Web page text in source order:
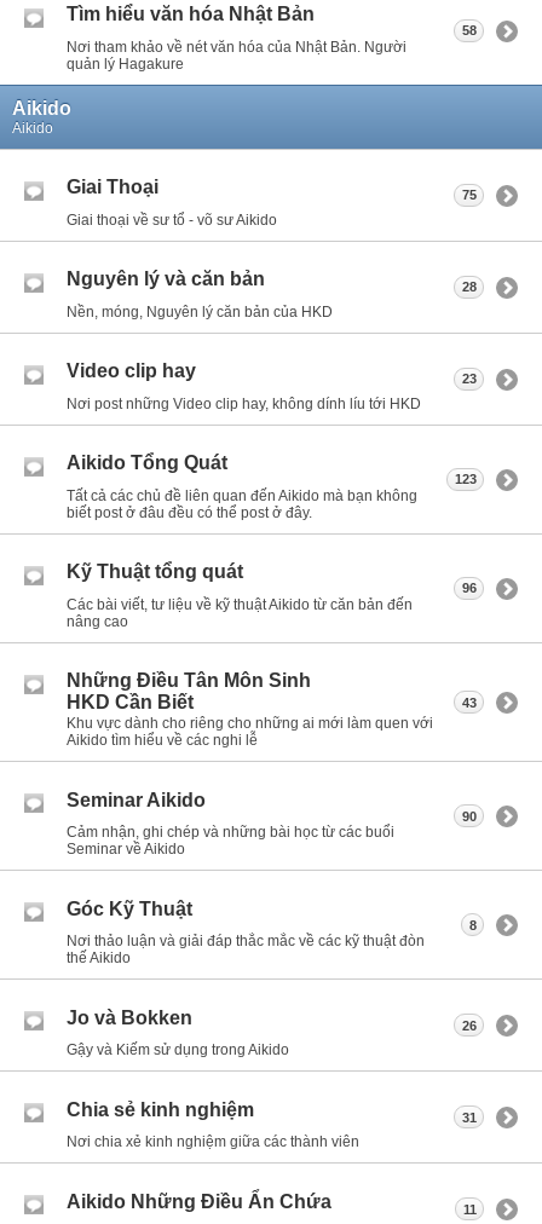
Tìm hiểu văn hóa Nhật Bản
Nơi tham khảo về nét văn hóa của Nhật Bản. Người
quản lý Hagakure
58
Aikido
Aikido
Giai Thoại
Giai thoại về sư tổ - võ sư Aikido
75
Nguyên lý và căn bản
Nền, móng, Nguyên lý căn bản của HKD
28
Video clip hay
Nơi post những Video clip hay, không dính líu tới HKD
23
Aikido Tổng Quát
Tất cả các chủ đề liên quan đến Aikido mà bạn không
biết post ở đâu đều có thể post ở đây.
123
Kỹ Thuật tổng quát
Các bài viết, tư liệu về kỹ thuật Aikido từ căn bản đến
nâng cao
96
Những Điều Tân Môn Sinh
HKD Cần Biết
Khu vực dành cho riêng cho những ai mới làm quen với
Aikido tìm hiểu về các nghi lễ
43
Seminar Aikido
Cảm nhận, ghi chép và những bài học từ các buổi
Seminar về Aikido
90
Góc Kỹ Thuật
Nơi thảo luận và giải đáp thắc mắc về các kỹ thuật đòn
thế Aikido
8
Jo và Bokken
Gậy và Kiếm sử dụng trong Aikido
26
Chia sẻ kinh nghiệm
Nơi chia xẻ kinh nghiệm giữa các thành viên
31
Aikido Những Điều Ẩn Chứa 11